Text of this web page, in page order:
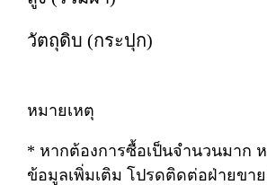
วัตถุดิบ (กระปุก)
หมายเหตุ
* หากต้องการซื้อเป็นจำนวนมาก
ข้อมูลเพิ่มเติม โปรดติดต่อฝ่ายขาย